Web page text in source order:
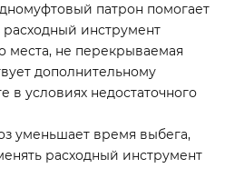
патрон помогает
инструмент
места, не перекрываемая
дополнительному
в условиях недостаточного
уменьшает время выбега,
расходный инструмент